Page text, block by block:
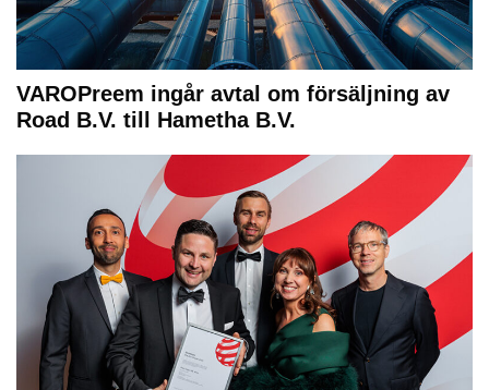
VAROPreem ingår avtal om försäljning av
Road B.V. till Hametha B.V.